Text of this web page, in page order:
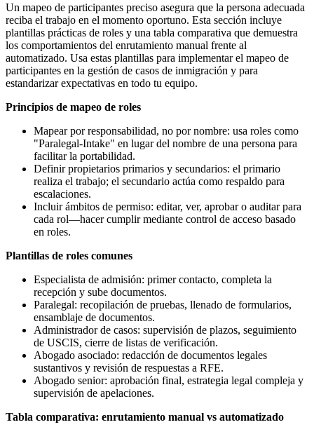
Un mapeo de participantes preciso asegura que la persona adecuada
reciba el trabajo en el momento oportuno. Esta sección incluye
plantillas prácticas de roles y una tabla comparativa que demuestra
los comportamientos del enrutamiento manual frente al
automatizado. Usa estas plantillas para implementar el mapeo de
participantes en la gestión de casos de inmigración y para
estandarizar expectativas en todo tu equipo.
Principios de mapeo de roles
Mapear por responsabilidad, no por nombre: usa roles como
"Paralegal-Intake" en lugar del nombre de una persona para
facilitar la portabilidad.
Definir propietarios primarios y secundarios: el primario
realiza el trabajo; el secundario actúa como respaldo para
escalaciones.
Incluir ámbitos de permiso: editar, ver, aprobar o auditar para
cada rol—hacer cumplir mediante control de acceso basado
en roles.
Plantillas de roles comunes
Especialista de admisión: primer contacto, completa la
recepción y sube documentos.
Paralegal: recopilación de pruebas, llenado de formularios,
ensamblaje de documentos.
Administrador de casos: supervisión de plazos, seguimiento
de USCIS, cierre de listas de verificación.
Abogado asociado: redacción de documentos legales
sustantivos y revisión de respuestas a RFE.
Abogado senior: aprobación final, estrategia legal compleja y
supervisión de apelaciones.
Tabla comparativa: enrutamiento manual vs automatizado